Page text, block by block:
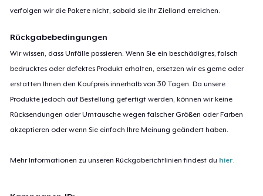
verfolgen wir die Pakete nicht, sobald sie ihr Zielland erreichen.
Rückgabebedingungen
Wir wissen, dass Unfälle passieren. Wenn Sie ein beschädigtes, falsch
bedrucktes oder defektes Produkt erhalten, ersetzen wir es gerne oder
erstatten Ihnen den Kaufpreis innerhalb von 30 Tagen. Da unsere
Produkte jedoch auf Bestellung gefertigt werden, können wir keine
Rücksendungen oder Umtausche wegen falscher Größen oder Farben
akzeptieren oder wenn Sie einfach Ihre Meinung geändert haben.
Mehr Informationen zu unseren Rückgaberichtlinien findest du hier.